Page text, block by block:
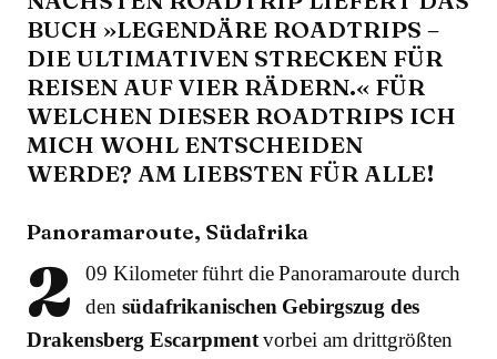
BUCH »LEGENDÄRE ROADTRIPS –
DIE ULTIMATIVEN STRECKEN FÜR
REISEN AUF VIER RÄDERN.« FÜR
WELCHEN DIESER ROADTRIPS ICH
MICH WOHL ENTSCHEIDEN
WERDE? AM LIEBSTEN FÜR ALLE!
Panoramaroute, Südafrika
2
09 Kilometer führt die Panoramaroute durch
den südafrikanischen Gebirgszug des
Drakensberg Escarpmentvorbei am drittgrößten